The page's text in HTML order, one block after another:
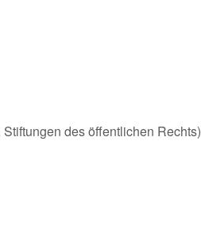
des öffentlichen Rechts)